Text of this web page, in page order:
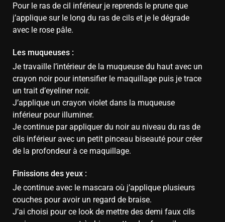
Pour le ras de cil inférieur je reprends le prune que
j’applique sur le long du ras de cils et je le dégrade
avec le rose pâle.
Les muqueuses :
Je travaille l’intérieur de la muqueuse du haut avec un
crayon noir pour intensifier le maquillage puis je trace
un trait d’eyeliner noir.
J’applique un crayon violet dans la muqueuse
inférieur pour illuminer.
Je continue par appliquer du noir au niveau du ras de
cils inférieur avec un petit pinceau biseauté pour créer
de la profondeur à ce maquillage.
Finissions des yeux :
Je continue avec le mascara où j’applique plusieurs
couches pour avoir un regard de braise.
J’ai choisi pour ce look de mettre des demi faux cils